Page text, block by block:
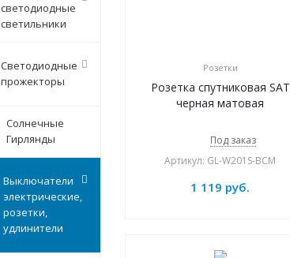
Розетки
Розетка спутниковая SAT
черная матовая
Под заказ
Артикул: GL-W201S-BCM
1 119 руб.
светодиодные
светильники
Светодиодные
прожекторы
Солнечные
Гирлянды
Выключатели
электрические,
розетки,
удлинители